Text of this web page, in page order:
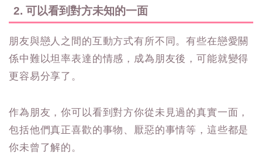
2. 可以看到對方未知的一面
朋友與戀人之間的互動方式有所不同。有些在戀愛關
係中難以坦率表達的情感，成為朋友後，可能就變得
更容易分享了。
作為朋友，你可以看到對方你從未見過的真實一面，
包括他們真正喜歡的事物、厭惡的事情等，這些都是
你未曾了解的。